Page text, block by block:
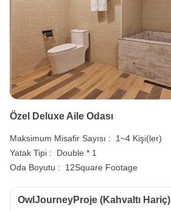
Özel Deluxe Aile Odası
Maksimum Misafir Sayısı :
1~4 Kişi(ler)
Yatak Tipi :
Double * 1
Oda Boyutu :
12Square Footage
OwlJourneyProje (Kahvaltı Hariç)